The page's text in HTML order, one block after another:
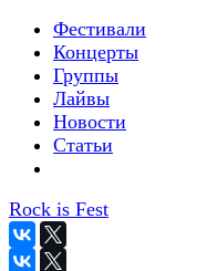
Фестивали
Концерты
Группы
Лайвы
Новости
Статьи
Rock is Fest